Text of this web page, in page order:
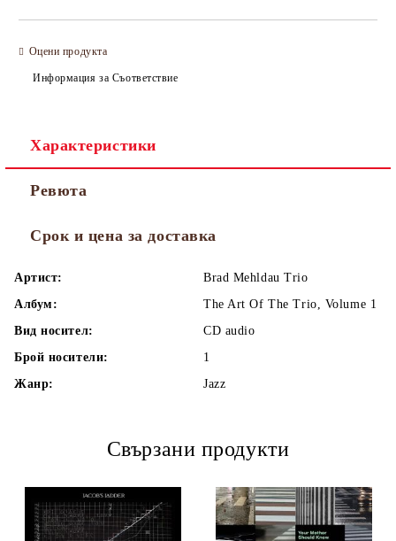
Оцени продукта
Информация за Съответствие
Характеристики
Ревюта
Срок и цена за доставка
Артист:
Brad Mehldau Trio
Албум:
The Art Of The Trio, Volume 1
Вид носител:
CD audio
Брой носители:
1
Жанр:
Jazz
Свързани продукти